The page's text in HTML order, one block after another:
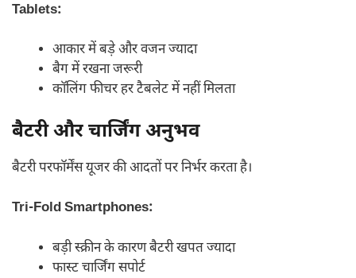
Tablets:
आकार में बड़े और वजन ज्यादा
बैग में रखना जरूरी
कॉलिंग फीचर हर टैबलेट में नहीं मिलता
बैटरी और चार्जिंग अनुभव
बैटरी परफॉर्मेंस यूजर की आदतों पर निर्भर करता है।
Tri-Fold Smartphones:
बड़ी स्क्रीन के कारण बैटरी खपत ज्यादा
फास्ट चार्जिंग सपोर्ट